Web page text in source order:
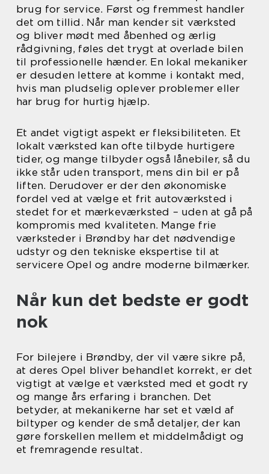
brug for service. Først og fremmest handler
det om tillid. Når man kender sit værksted
og bliver mødt med åbenhed og ærlig
rådgivning, føles det trygt at overlade bilen
til professionelle hænder. En lokal mekaniker
er desuden lettere at komme i kontakt med,
hvis man pludselig oplever problemer eller
har brug for hurtig hjælp.
Et andet vigtigt aspekt er fleksibiliteten. Et
lokalt værksted kan ofte tilbyde hurtigere
tider, og mange tilbyder også lånebiler, så du
ikke står uden transport, mens din bil er på
liften. Derudover er der den økonomiske
fordel ved at vælge et frit autoværksted i
stedet for et mærkeværksted – uden at gå på
kompromis med kvaliteten. Mange frie
værksteder i Brøndby har det nødvendige
udstyr og den tekniske ekspertise til at
servicere Opel og andre moderne bilmærker.
Når kun det bedste er godt
nok
For bilejere i Brøndby, der vil være sikre på,
at deres Opel bliver behandlet korrekt, er det
vigtigt at vælge et værksted med et godt ry
og mange års erfaring i branchen. Det
betyder, at mekanikerne har set et væld af
biltyper og kender de små detaljer, der kan
gøre forskellen mellem et middelmådigt og
et fremragende resultat.